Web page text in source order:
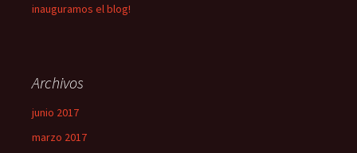
inauguramos el blog!
Archivos
junio 2017
marzo 2017